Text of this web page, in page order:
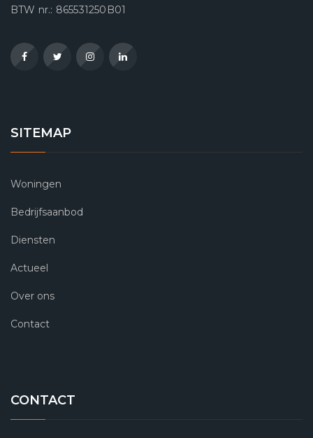
BTW nr.: 865531250B01
SITEMAP
Woningen
Bedrijfsaanbod
Diensten
Actueel
Over ons
Contact
CONTACT